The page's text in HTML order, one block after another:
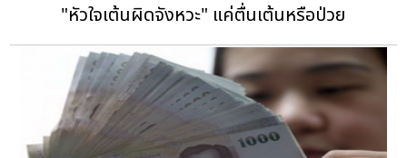
"หัวใจเต้นผิดจังหวะ" แค่ตื่นเต้นหรือป่วย